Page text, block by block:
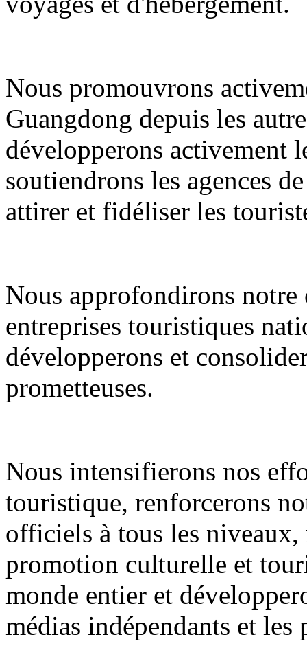
Nous promouvrons
Guangdong depuis les
développerons activement
soutiendrons les agences
attirer et fidéliser les
Nous approfondirons
entreprises touristiques
développerons et
prometteuses.
Nous intensifierons nos
touristique, renforcerons
officiels à tous les niveaux,
promotion culturelle et
monde entier et
médias indépendants et